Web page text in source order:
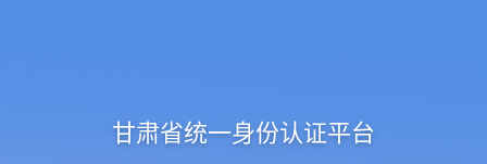
甘肃省统一身份认证平台